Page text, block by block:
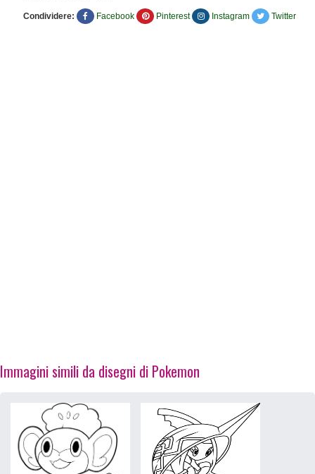
Condividere: Facebook Pinterest Instagram Twitter
Immagini simili da disegni di Pokemon